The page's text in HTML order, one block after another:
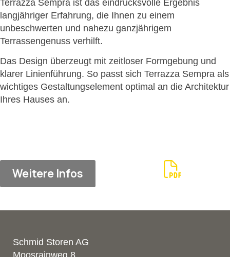
Terrazza Sempra ist das eindrucksvolle Ergebnis
langjähriger Erfahrung, die Ihnen zu einem
unbeschwerten und nahezu ganzjährigem
Terrassengenuss verhilft.
Das Design überzeugt mit zeitloser Formgebung und
klarer Linienführung. So passt sich Terrazza Sempra als
wichtiges Gestaltungselement optimal an die Architektur
Ihres Hauses an.
Weitere Infos
Schmid Storen AG
Moosrainweg 8